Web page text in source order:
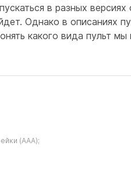
в разных
Однако в описаниях
какого вида пульт
(AAA);